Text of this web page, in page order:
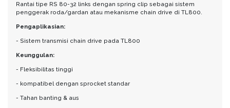
Rantai tipe RS 80-32 links dengan spring clip sebagai sistem
penggerak roda/gardan atau mekanisme chain drive di TL800.
Pengaplikasian:
- Sistem transmisi chain drive pada TL800
Keunggulan:
- Fleksibilitas tinggi
- kompatibel dengan sprocket standar
- Tahan banting & aus